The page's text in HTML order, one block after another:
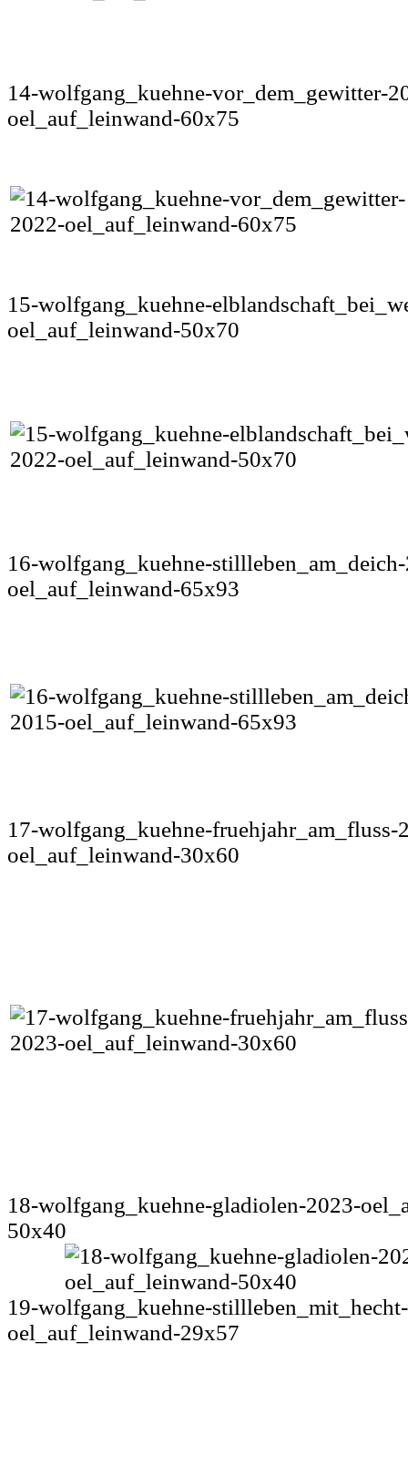
14-wolfgang_kuehne-vor_dem_gewitter-
oel_auf_leinwand-60x75
15-wolfgang_kuehne-
oel_auf_leinwand-50x70
16-wolfgang_kuehne-
oel_auf_leinwand-65x93
17-wolfgang_kuehne-fruehjahr_am_fluss-
oel_auf_leinwand-30x60
18-wolfgang_kuehne-gladiolen-2023-
50x40
19-wolfgang_kuehne-
oel_auf_leinwand-29x57